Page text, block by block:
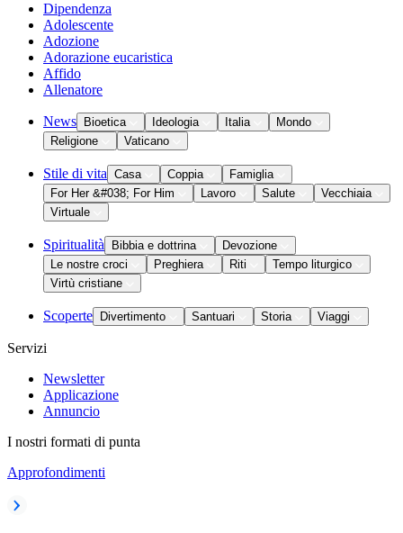
Dipendenza
Adolescente
Adozione
Adorazione eucaristica
Affido
Allenatore
News Bioetica Ideologia Italia
Mondo
Religione
Vaticano
Stile di vita Casa Coppia
Famiglia
For Her &#038; For Him
Lavoro Salute
Vecchiaia
Virtuale
Spiritualità Bibbia e dottrina
Devozione
Le nostre croci
Preghiera Riti
Tempo liturgico
Virtù cristiane
Scoperte Divertimento Santuari Storia Viaggi
Servizi
Newsletter
Applicazione
Annuncio
I nostri formati di punta
Approfondimenti